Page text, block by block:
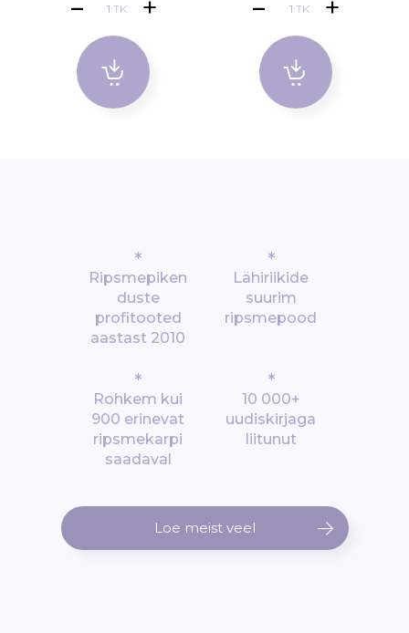
TK TK
*
Ripsmepiken
duste
profitooted
aastast 2010
*
Lähiriikide
suurim
ripsmepood
*
Rohkem kui
900 erinevat
ripsmekarpi
saadaval
*
10 000+
uudiskirjaga
liitunut
Loe meist veel